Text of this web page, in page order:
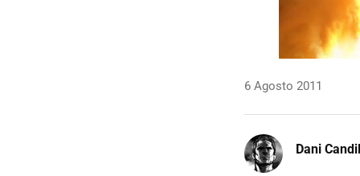
6 Agosto 2011
Dani Candil